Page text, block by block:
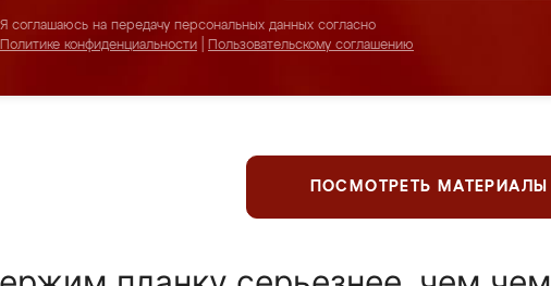
Я соглашаюсь на передачу персональных данных согласно
Политике конфиденциальности
Пользовательскому соглашению
ПОСМОТРЕТЬ МАТЕРИАЛЫ